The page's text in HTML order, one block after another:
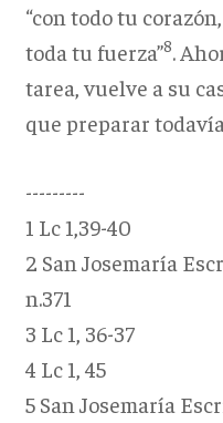
“con todo tu
toda tu fuerza”8.
tarea, vuelve a su
que preparar
---------
1 Lc 1,39-40
2 San Josemaría
n.371
3 Lc 1, 36-37
4 Lc 1, 45
5 San Josemaría